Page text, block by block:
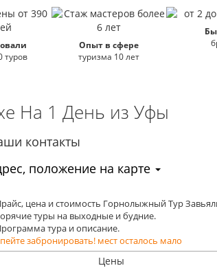
туров
Опыт в сфере
туризма 10 лет
На 1 День из Уфы
контакты
положение на карте
цена и стоимость Горнолыжный Тур
туры на выходные и будние.
тура и описание.
забронировать! мест осталось мало
Цены